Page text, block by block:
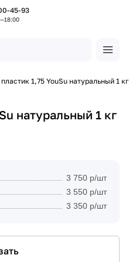
45-93
1,75 YouSu натуральный 1 кг
натуральный 1 кг
3 750 р/шт
3 550 р/шт
3 350 р/шт